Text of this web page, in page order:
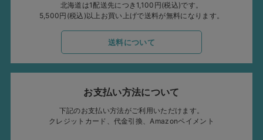
北海道は1配送先につき1,100円(税込)です。
5,500円(税込)以上お買い上げで送料が無料になります。
送料について
お支払い方法について
下記のお支払い方法がご利用いただけます。
クレジットカード、代金引換、Amazonペイメント